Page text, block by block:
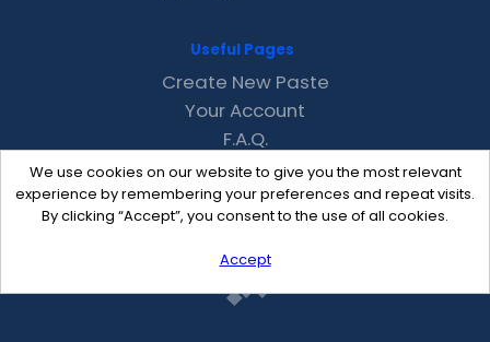
We use cookies on our website to give you the most relevant
experience by remembering your preferences and repeat visits.
By clicking “Accept”, you consent to the use of all cookies.
Accept
Useful Pages
Create New Paste
Your Account
F.A.Q.
Recent
Contact